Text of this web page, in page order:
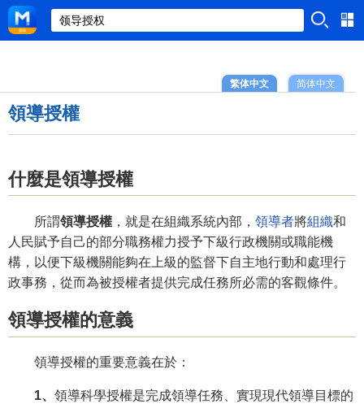
简体中文
繁体中文
領導授權
什麼是領導授權
所謂領導授權 ，就是在組織系統內部， 領導者將組織和
人民賦予自己的部分職務權力授予下級行政機關或職能機
構，以便下級機關能夠在上級的監督下自主地行動和處理行
政事務，從而為被授權者提供完成任務所必需的客觀條件。
領導授權的意義
領導授權的重要意義在於：
1、 領導科學授權是完成領導任務、實現現代領導目標的